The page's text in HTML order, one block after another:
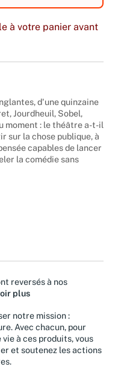
à votre panier avant
d'une quinzaine
Jourdheuil, Sobel,
moment : le théâtre a-t-il
sur la chose publique, à
capables de lancer
la comédie sans
reversés à nos
plus
notre mission :
Avec chacun, pour
à ces produits, vous
et soutenez les actions